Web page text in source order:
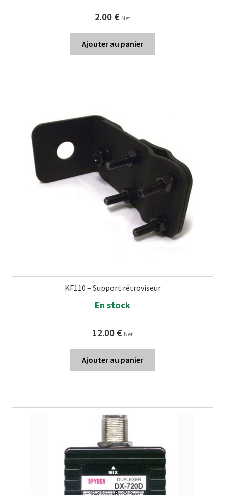
2.00 € Net
Ajouter au panier
KF110 – Support rétroviseur
En stock
12.00 € Net
Ajouter au panier